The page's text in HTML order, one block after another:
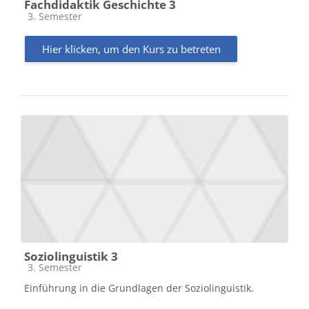
Fachdidaktik Geschichte 3
Kursbereich
3. Semester
Hier klicken, um den Kurs zu betreten
Soziolinguistik 3
Kursbereich
3. Semester
Einführung in die Grundlagen der Soziolinguistik.